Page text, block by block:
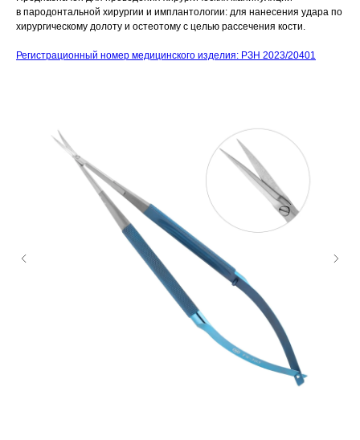
в пародонтальной хирургии и имплантологии: для нанесения удара по
хирургическому долоту и остеотому с целью рассечения кости.
Регистрационный номер медицинского изделия: РЗН 2023/20401